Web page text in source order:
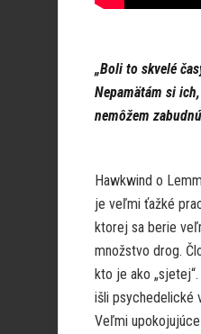
„Boli to skvelé
Nepamätám si
nemôžem
Hawkwind o
je veľmi ťažké
ktorej sa berie
množstvo drog.
kto je ako
išli psychedelické
Veľmi